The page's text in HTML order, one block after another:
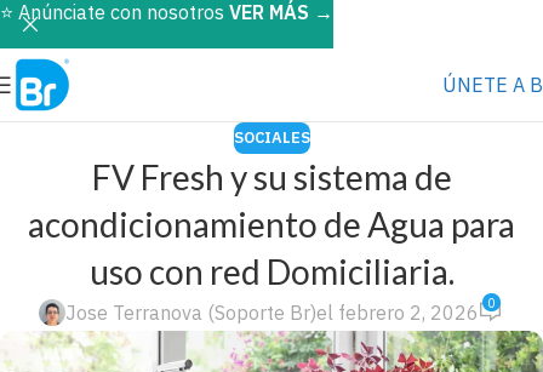
ÚNETE A
SOCIALES
FV Fresh y su sistema de
acondicionamiento de Agua para
uso con red Domiciliaria.
Jose Terranova (Soporte Br)el febrero 2, 2026 0
⭐️ Anúnciate con nosotros VER MÁS →